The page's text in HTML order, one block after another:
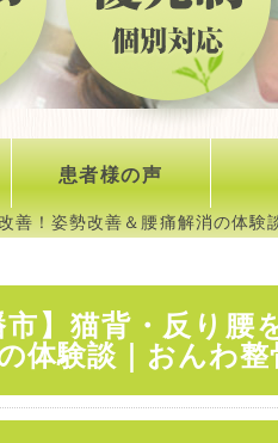
患者様の声
善！姿勢改善＆腰痛解消の体験
市】猫背・反り腰
体験談｜おんわ整